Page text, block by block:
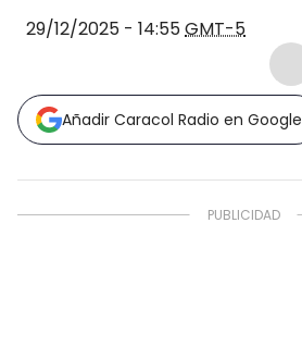
29/12/2025 - 14:55GMT-5
Añadir Caracol Radio en Google